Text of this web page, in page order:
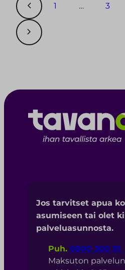
1 … 3
Jos tarvitset apua
asumiseen tai olet
palveluasunnosta.
Puh. 0800 300 91
Maksuton